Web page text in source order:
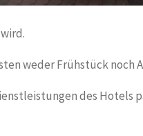
weder Frühstück noch
des Hotels